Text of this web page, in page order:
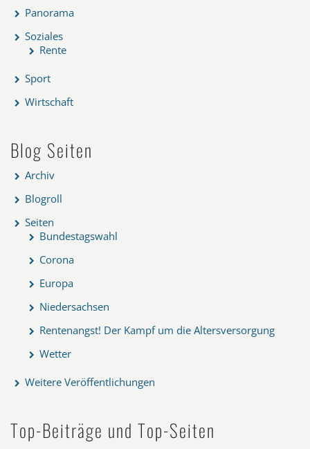
Panorama
Soziales
Rente
Sport
Wirtschaft
Blog Seiten
Archiv
Blogroll
Seiten
Bundestagswahl
Corona
Europa
Niedersachsen
Rentenangst! Der Kampf um die Altersversorgung
Wetter
Weitere Veröffentlichungen
Top-Beiträge und Top-Seiten